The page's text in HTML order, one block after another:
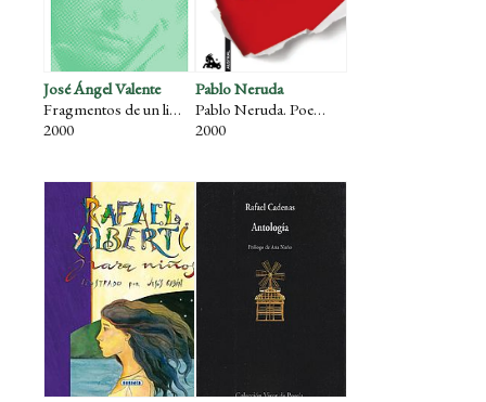
José Ángel Valente
Fragmentos de un libro futuro
2000
Pablo Neruda
Pablo Neruda. Poemas de amor.
2000